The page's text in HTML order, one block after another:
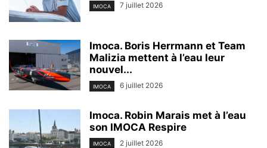
IMOCA 7 juillet 2026
Imoca. Boris Herrmann et Team
Malizia mettent à l’eau leur
nouvel...
IMOCA 6 juillet 2026
Imoca. Robin Marais met à l’eau
son IMOCA Respire
IMOCA 2 juillet 2026